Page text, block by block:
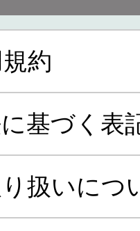
約
基づく表
扱いにつ